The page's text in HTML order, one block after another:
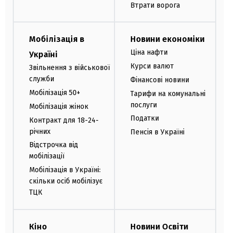
Втрати ворога
Мобілізація в
Україні
Звільнення з військової
служби
Мобілізація 50+
Мобілізація жінок
Контракт для 18-24-
річних
Відстрочка від
мобілізації
Мобілізація в Україні:
скільки осіб мобілізує
ТЦК
Новини економіки
Ціна нафти
Курси валют
Фінансові новини
Тарифи на комунальні
послуги
Податки
Пенсія в Україні
Кіно Новини Освіти